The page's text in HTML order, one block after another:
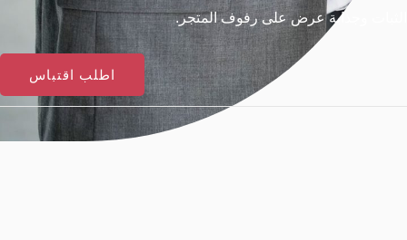
عرض على رفوف المتجر.
اطلب اقتباس